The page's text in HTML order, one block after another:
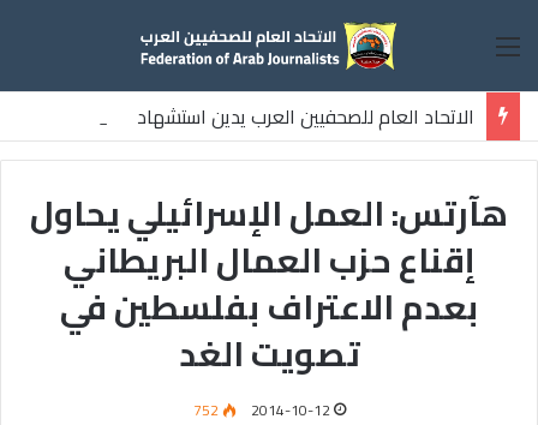
القائمة
الاتحاد العام للصحفيين العرب يدين استشهاد
ثلاثة صحفيين فلسطينيين باستهداف إسرائيلي وسط قطاع غزة
هآرتس: العمل الإسرائيلي يحاول
إقناع حزب العمال البريطاني
بعدم الاعتراف بفلسطين في
تصويت الغد
2014-10-12
752